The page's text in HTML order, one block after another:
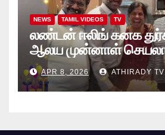
NEWS TAMIL VIDEOS TV
லண்டன் ஈலிங் கனக
ஆலய முன்னாள்
புங்குடுதீவு கண்ணன்
நிகழ்வு
APR 8, 2026 ATHIRADY TV